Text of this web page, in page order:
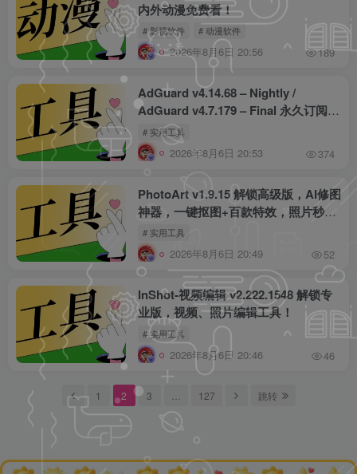
内外动漫免费看！
# 影视软件 # 动漫软件
2026年8月6日 20:56 189
AdGuard v4.14.68 – Nightly /
AdGuard v4.7.179 – Final 永久订阅高
级版 / AdGuard v4.13.1 TV版，自动
跳过广告、拦截追踪器！
# 实用工具
2026年8月6日 20:53 374
PhotoArt v1.9.15 解锁高级版，AI修图
神器，一键抠图+百款特效，照片秒变
大片！
# 实用工具
2026年8月6日 20:49 52
InShot-视频编辑 v2.222.1548 解锁专
业版，视频、照片编辑工具！
# 实用工具
2026年8月6日 20:46 46
1 2 3 127 跳转